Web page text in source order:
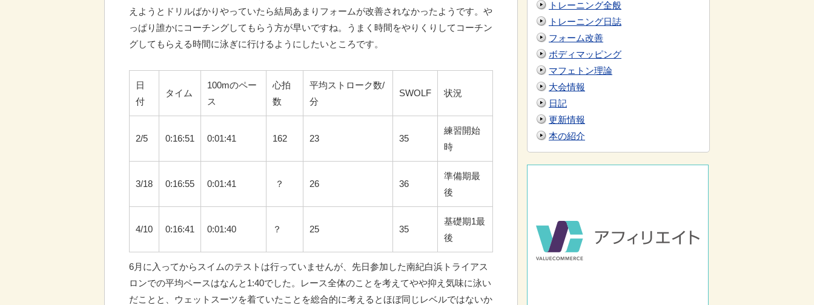
えようとドリルばかりやっていたら結局あまりフォームが改善されなかったようです。や
っぱり誰かにコーチングしてもらう方が早いですね。うまく時間をやりくりしてコーチン
グしてもらえる時間に泳ぎに行けるようにしたいところです。
日
付
タイム
100mのペー
ス
心拍
数
平均ストローク数/
分
SWOLF 状況
2/5 0:16:51 0:01:41 162 23 35
練習開始
時
3/18 0:16:55 0:01:41 ？ 26 36
準備期最
後
4/10 0:16:41 0:01:40 ？ 25 35
基礎期1最
後
6月に入ってからスイムのテストは行っていませんが、先日参加した南紀白浜トライアス
ロンでの平均ペースはなんと1:40でした。レース全体のことを考えてやや抑え気味に泳い
だことと、ウェットスーツを着ていたことを総合的に考えるとほぼ同じレベルではないか
トレーニング全般
トレーニング日誌
フォーム改善
ボディマッピング
マフェトン理論
大会情報
日記
更新情報
本の紹介